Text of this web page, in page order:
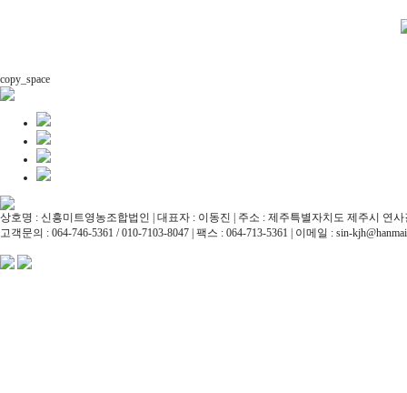
copy_space
상호명 : 신흥미트영농조합법인 | 대표자 : 이동진 | 주소 : 제주특별자치도 제주시 연사
고객문의 : 064-746-5361 / 010-7103-8047 | 팩스 : 064-713-5361 | 이메일 : sin-